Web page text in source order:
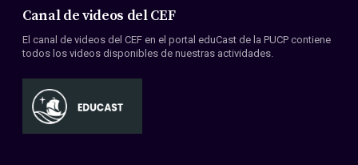
Canal de videos del CEF
El canal de videos del CEF en el portal eduCast de la PUCP contiene
todos los videos disponibles de nuestras actividades.